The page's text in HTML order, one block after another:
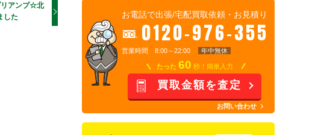
アンプ☆北
した
お電話で出張/宅配買取依頼・お見積り
0120-976-355
営業時間 8:00～22:00 年中無休
たった 60 秒！簡単入力
買取金額を査定
お問い合わせ